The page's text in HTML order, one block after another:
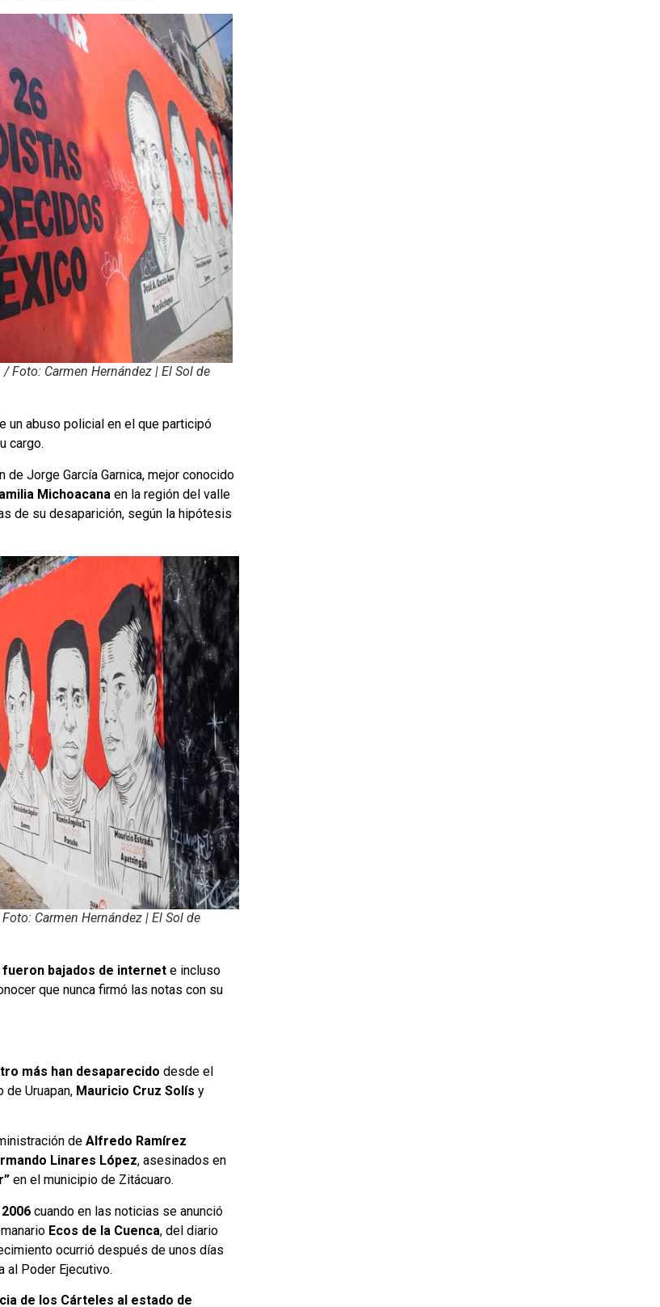
Foto: Carmen Hernández | El Sol de
un abuso policial en el que participó
cargo.
Jorge García Garnica, mejor conocido
Michoacana en la región del valle
de su desaparición, según la hipótesis
Carmen Hernández | El Sol de
bajados de internet e incluso
que nunca firmó las notas con su
más han desaparecido desde el
Uruapan, Mauricio Cruz Solís y
de Alfredo Ramírez
Linares López, asesinados en
en el municipio de Zitácuaro.
2006 cuando en las noticias se anunció
Ecos de la Cuenca, del diario
ocurrió después de unos días
al Poder Ejecutivo.
de los Cárteles al estado de